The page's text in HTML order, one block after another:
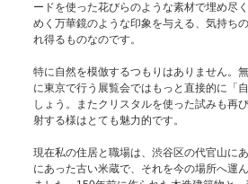
ードを使った花びらのような素材で埋め尽
めく万華鏡のような印象を与える、気持ち
れ得るものなのです。
特に自然を模倣するつもりはありません。
に東京で行う展覧会ではもっと直接的に「
しょう。またクリスタルを使った試みも再
射する様はとても魅力的です。
現在私の住居と職場は、渋谷区の代官山に
にあった古い米蔵で、それを今の場所へ運